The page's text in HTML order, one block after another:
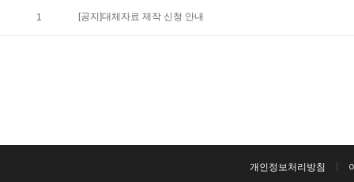
1 [공지]대체자료 제작 신청 안내
개인정보처리방침